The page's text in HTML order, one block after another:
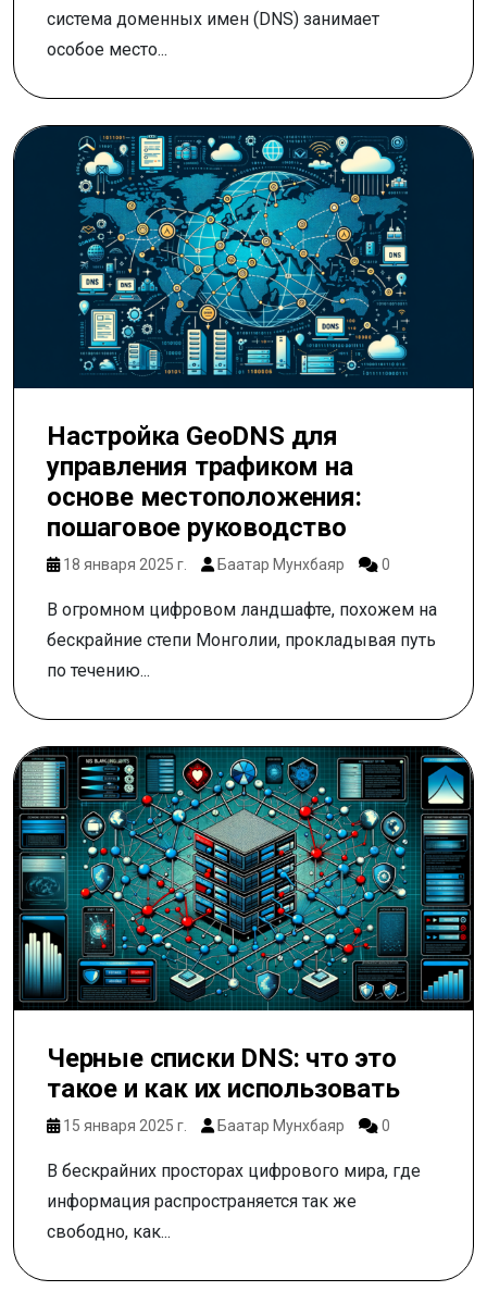
система доменных имен (DNS) занимает
особое место...
Настройка GeoDNS для
управления трафиком на
основе местоположения:
пошаговое руководство
18 января 2025 г. Баатар Мунхбаяр 0
В огромном цифровом ландшафте, похожем на
бескрайние степи Монголии, прокладывая путь
по течению...
Черные списки DNS: что это
такое и как их использовать
15 января 2025 г. Баатар Мунхбаяр 0
В бескрайних просторах цифрового мира, где
информация распространяется так же
свободно, как...